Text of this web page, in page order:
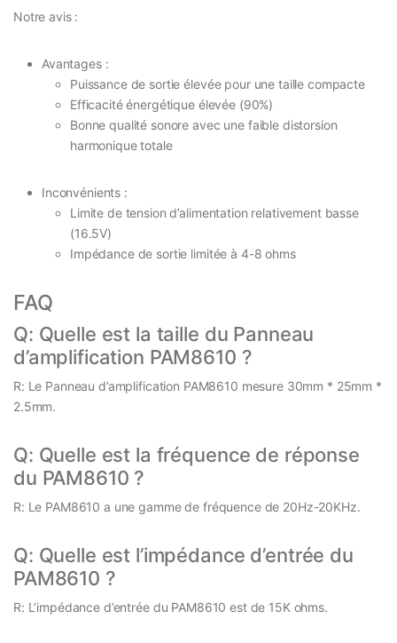
Notre avis :
Avantages :
Puissance de sortie élevée pour une taille compacte
Efficacité énergétique élevée (90%)
Bonne qualité sonore avec une faible distorsion
harmonique totale
Inconvénients :
Limite de tension d’alimentation relativement basse
(16.5V)
Impédance de sortie limitée à 4-8 ohms
FAQ
Q: Quelle est la taille du Panneau
d’amplification PAM8610 ?
R: Le Panneau d’amplification PAM8610 mesure 30mm * 25mm *
2.5mm.
Q: Quelle est la fréquence de réponse
du PAM8610 ?
R: Le PAM8610 a une gamme de fréquence de 20Hz-20KHz.
Q: Quelle est l’impédance d’entrée du
PAM8610 ?
R: L’impédance d’entrée du PAM8610 est de 15K ohms.